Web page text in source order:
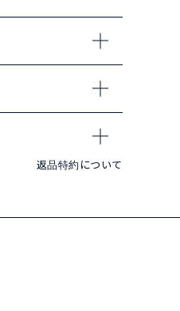
返品特約について